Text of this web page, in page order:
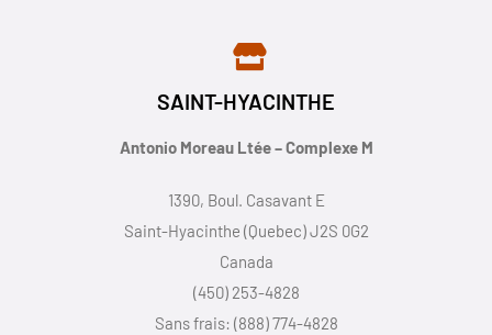
SAINT-HYACINTHE
Antonio Moreau Ltée – Complexe M
1390, Boul. Casavant E
Saint-Hyacinthe (Quebec) J2S 0G2
Canada
(450) 253-4828
Sans frais: (888) 774-4828